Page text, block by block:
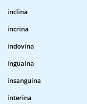
inclina
incrina
indovina
inguaina
insanguina
interina